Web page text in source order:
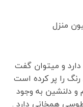
منزل
دارد و میتوان گفت
را پر کرده است
و دلنشین به وجود
همخانی دارد .